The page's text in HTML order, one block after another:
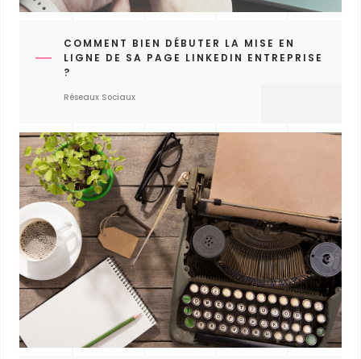
COMMENT BIEN DÉBUTER LA MISE EN
LIGNE DE SA PAGE LINKEDIN ENTREPRISE
?
Réseaux Sociaux